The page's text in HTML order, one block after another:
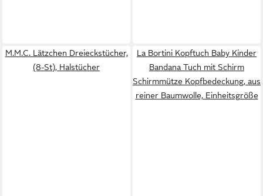
M.M.C. Lätzchen Dreieckstücher,
(8-St), Halstücher
La Bortini Kopftuch Baby Kinder
Bandana Tuch mit Schirm
Schirmmütze Kopfbedeckung, aus
reiner Baumwolle, Einheitsgröße